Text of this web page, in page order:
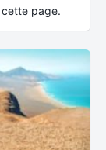
cette page.